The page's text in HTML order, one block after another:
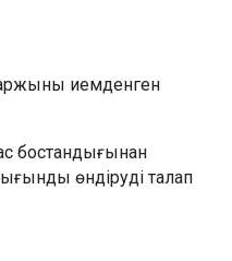
иемденген
бостандығынан
өндіруді талап